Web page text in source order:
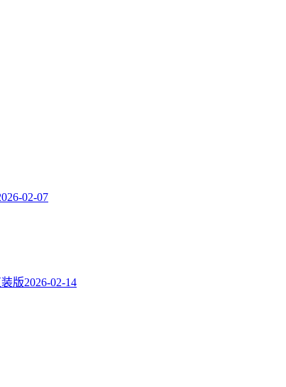
02-07
版2026-02-14